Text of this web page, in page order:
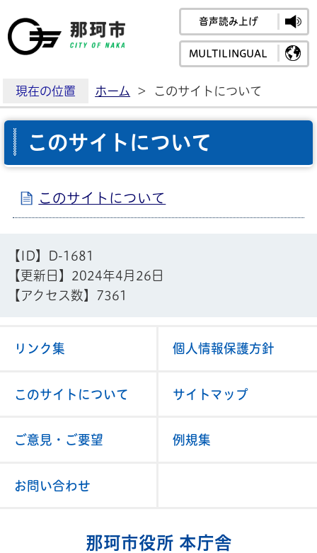
那珂市公式ホームペ
音声読み上げ
MULTILINGUAL
現在の位置 ホーム > このサイトについて
このサイトについて
このサイトについて
【ID】
D-1681
【更新日】 2024年4月26日
【アクセス数】 7361
リンク集 個人情報保護方針
このサイトについて サイトマップ
ご意見・ご要望 例規集
お問い合わせ
那珂市役所 本庁舎